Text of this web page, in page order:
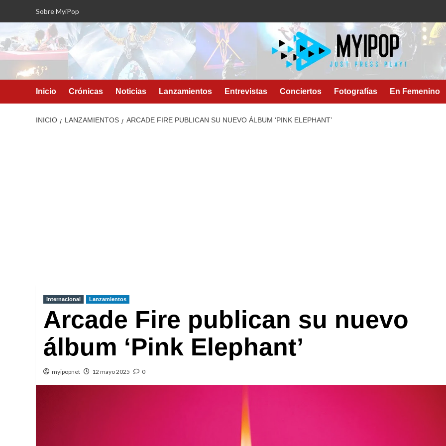
Sobre MyiPop
Inicio Crónicas Noticias Lanzamientos Entrevistas Conciertos Fotografías En Femenino
INICIO LANZAMIENTOS ARCADE FIRE PUBLICAN SU NUEVO ÁLBUM ‘PINK ELEPHANT’
Internacional Lanzamientos
Arcade Fire publican su nuevo
álbum ‘Pink Elephant’
myipopnet 12 mayo 2025 0